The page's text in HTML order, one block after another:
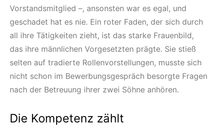
Vorstandsmitglied –, ansonsten war es egal, und
geschadet hat es nie. Ein roter Faden, der sich durch
all ihre Tätigkeiten zieht, ist das starke Frauenbild,
das ihre männlichen Vorgesetzten prägte. Sie stieß
selten auf tradierte Rollenvorstellungen, musste sich
nicht schon im Bewerbungsgespräch besorgte Fragen
nach der Betreuung ihrer zwei Söhne anhören.
Die Kompetenz zählt